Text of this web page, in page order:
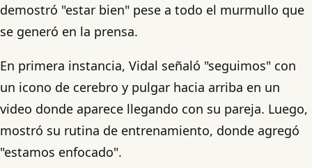
demostró "estar bien" pese a todo el murmullo que
se generó en la prensa.
En primera instancia, Vidal señaló "seguimos" con
un icono de cerebro y pulgar hacia arriba en un
video donde aparece llegando con su pareja. Luego,
mostró su rutina de entrenamiento, donde agregó
"estamos enfocado".